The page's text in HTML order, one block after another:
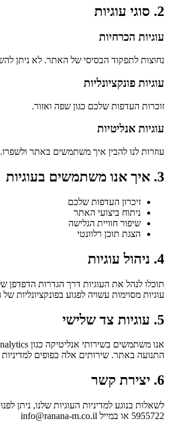
2. סוגי עוגיות
עוגיות הכרחיות
נחוצות לתפקוד הבסיסי של האתר. לא ניתן
עוגיות פונקציונליות
זוכרות העדפות שלכם כגון שפה ואזור.
עוגיות אנליטיות
עוזרות לנו להבין איך משתמשים באתר ולשפרו.
3. איך אנו משתמשים בעוגיות
זיכרון העדפות שלכם
ניתוח ביצועי האתר
שיפור חוויית הגלישה
הצגת תוכן רלוונטי
4. ניהול עוגיות
תוכלו לנהל את העוגיות דרך הגדרות
עוגיות מסוימות עשויה לפגוע בפונקציונליות
5. עוגיות צד שלישי
התנועה באתר. שירותים אלה כפופים
6. יצירת קשר
5955722 או במייל info@ranana-m.co.il